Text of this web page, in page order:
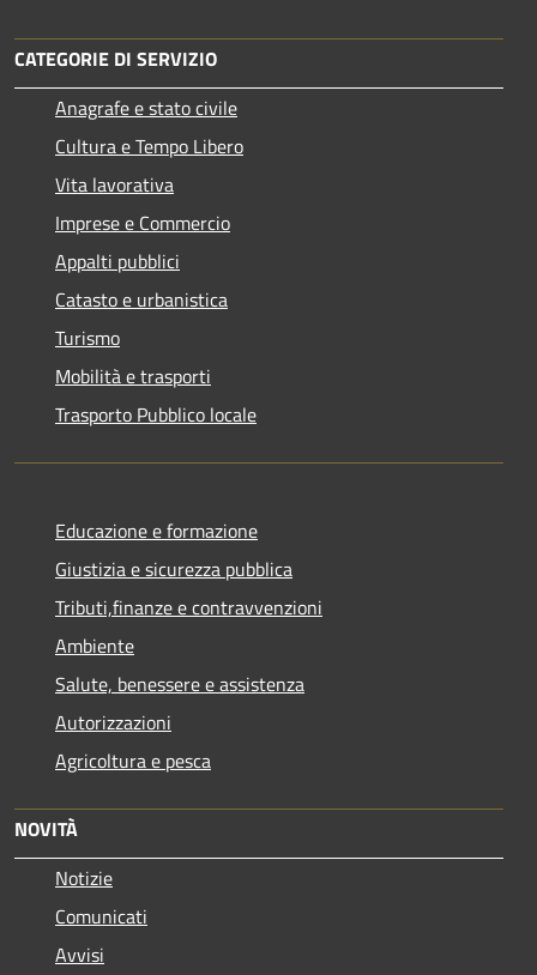
CATEGORIE DI SERVIZIO
Anagrafe e stato civile
Cultura e Tempo Libero
Vita lavorativa
Imprese e Commercio
Appalti pubblici
Catasto e urbanistica
Turismo
Mobilità e trasporti
Trasporto Pubblico locale
Educazione e formazione
Giustizia e sicurezza pubblica
Tributi,finanze e contravvenzioni
Ambiente
Salute, benessere e assistenza
Autorizzazioni
Agricoltura e pesca
NOVITÀ
Notizie
Comunicati
Avvisi